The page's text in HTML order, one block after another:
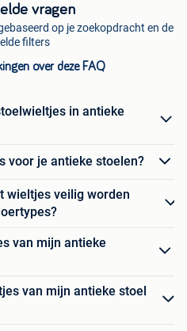
vragen
op je zoekopdracht en de
filters
over deze FAQ
in antieke
voor je antieke stoelen?
wieltjes veilig worden
van mijn antieke
van mijn antieke stoel